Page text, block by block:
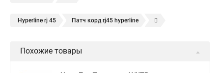
Hyperline rj 45 Патч корд rj45 hyperline
Похожие товары